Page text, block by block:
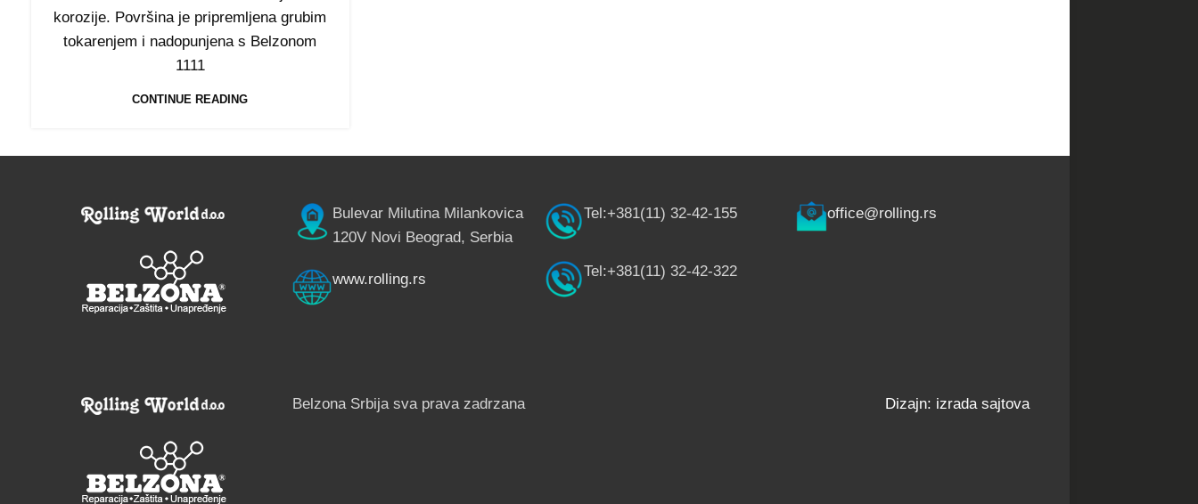
korozije. Površina je pripremljena grubim
tokarenjem i nadopunjena s Belzonom
1111
CONTINUE READING
Bulevar Milutina Milankovica
120V Novi Beograd, Serbia
www.rolling.rs
Tel:+381(11) 32-42-155
Tel:+381(11) 32-42-322
office@rolling.rs
Belzona Srbija sva prava zadrzana Dizajn: izrada sajtova